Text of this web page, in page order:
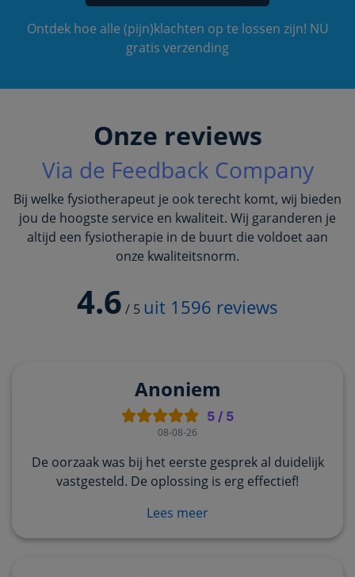
Ontdek hoe alle (pijn)klachten op te lossen zijn! NU
gratis verzending
Onze reviews
Via de Feedback Company
Bij welke fysiotherapeut je ook terecht komt, wij bieden
jou de hoogste service en kwaliteit. Wij garanderen je
altijd een fysiotherapie in de buurt die voldoet aan
onze kwaliteitsnorm.
4.6 / 5 uit 1596 reviews
Anoniem
5 / 5
08-08-26
De oorzaak was bij het eerste gesprek al duidelijk
vastgesteld. De oplossing is erg effectief!
Lees meer